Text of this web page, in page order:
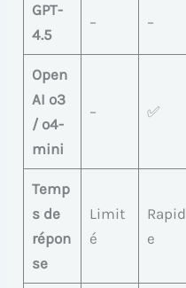
GPT-
4.5
– –
Open
AI o3
/ o4-
mini
– ✅
Temp
s de
répon
se
Limit
é
Rapid
e